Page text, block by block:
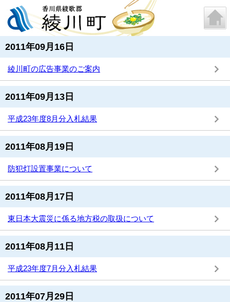
2011年09月16日
綾川町の広告事業のご案内
2011年09月13日
平成23年度8月分入札結果
2011年08月19日
防犯灯設置事業について
2011年08月17日
東日本大震災に係る地方税の取扱について
2011年08月11日
平成23年度7月分入札結果
2011年07月29日